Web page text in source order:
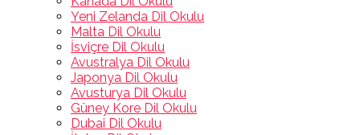
Yeni Zelanda Dil Okulu
Malta Dil Okulu
İsviçre Dil Okulu
Avustralya Dil Okulu
Japonya Dil Okulu
Avusturya Dil Okulu
Güney Kore Dil Okulu
Dubai Dil Okulu